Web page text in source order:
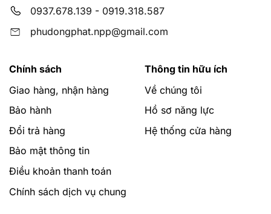
0937.678.139 - 0919.318.587
phudongphat.npp@gmail.com
Chính sách
Giao hàng, nhận hàng
Bảo hành
Đổi trả hàng
Bảo mật thông tin
Điều khoản thanh toán
Chính sách dịch vụ chung
Thông tin hữu ích
Về chúng tôi
Hồ sơ năng lực
Hệ thống cửa hàng